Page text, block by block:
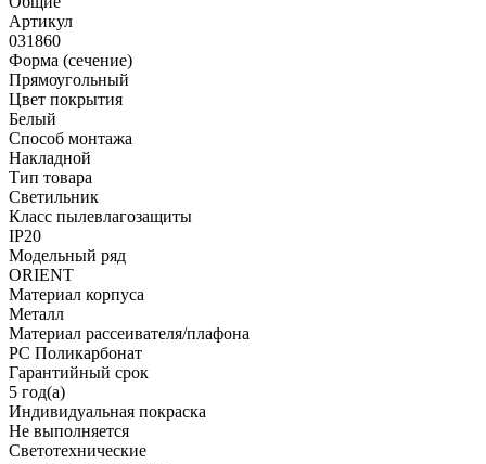
Артикул
031860
Форма (сечение)
Прямоугольный
Цвет покрытия
Белый
Способ монтажа
Накладной
Тип товара
Светильник
Класс пылевлагозащиты
IP20
Модельный ряд
ORIENT
Материал корпуса
Металл
Материал рассеивателя/плафона
PC Поликарбонат
Гарантийный срок
5 год(а)
Индивидуальная покраска
Не выполняется
Светотехнические